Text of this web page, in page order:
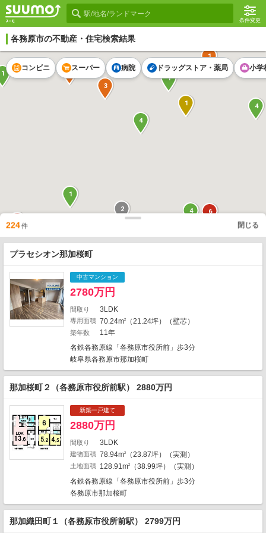
条件変更
各務原市の不動産・住宅検索結果
6
4
4
3
1
2
1
1
2
1
1
1
1
4
1
コンビニ スーパー 病院 ドラッグストア・薬局 小学
224件 閉じる
プラセシオン那加桜町
中古マンション
2780万円
間取り 3LDK
専用面積 70.24m2 （21.24坪）（壁芯）
築年数
11年
名鉄各務原線「各務原市役所前」歩3分
岐阜県各務原市那加桜町
那加桜町２（各務原市役所前駅） 2880万円
新築一戸建て
2880万円
間取り 3LDK
建物面積 78.94m2 （23.87坪）（実測）
土地面積 128.91m2
（38.99坪）（実測）
名鉄各務原線「各務原市役所前」歩3分
各務原市那加桜町
那加織田町１（各務原市役所前駅） 2799万円